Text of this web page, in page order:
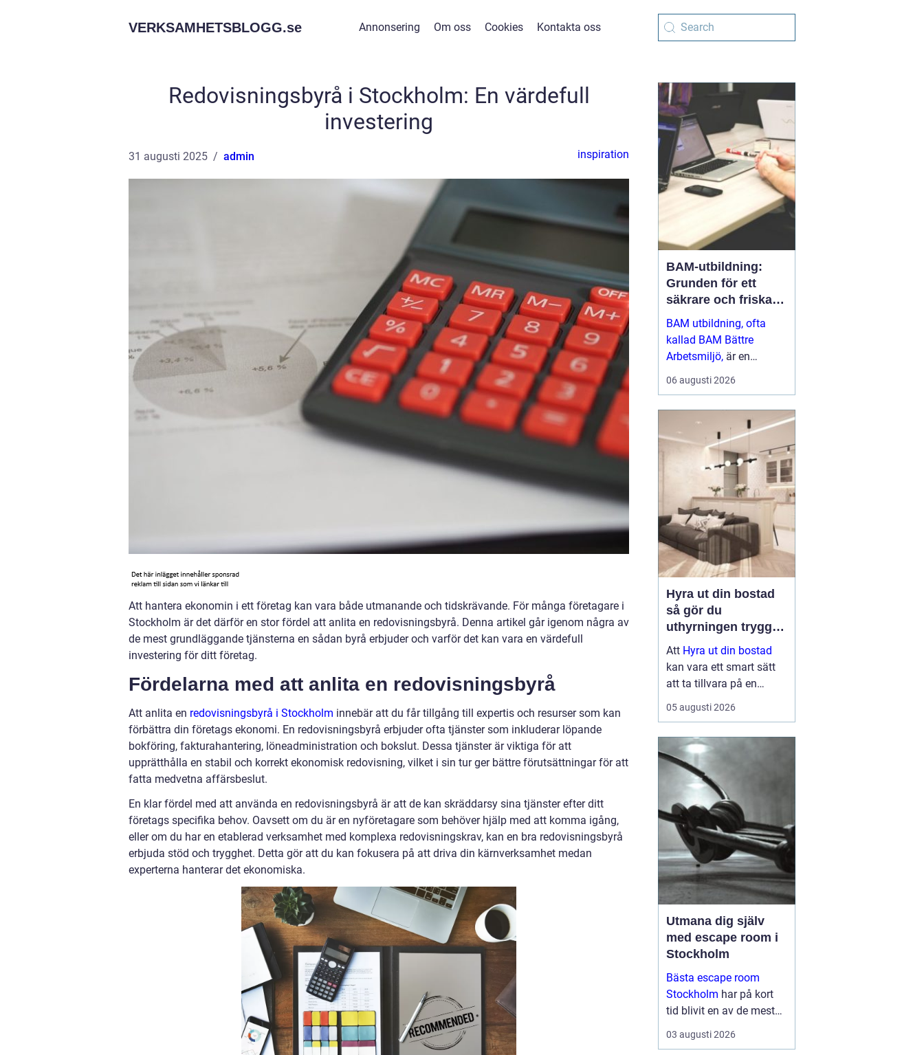
VERKSAMHETSBLOGG.se Annonsering Om oss Cookies Kontakta oss
Redovisningsbyrå i Stockholm: En värdefull
investering
31 augusti 2025 admin inspiration
Att hantera ekonomin i ett företag kan vara både utmanande och tidskrävande. För många företagare i
Stockholm är det därför en stor fördel att anlita en redovisningsbyrå. Denna artikel går igenom några av
de mest grundläggande tjänsterna en sådan byrå erbjuder och varför det kan vara en värdefull
investering för ditt företag.
Fördelarna med att anlita en redovisningsbyrå
Att anlita en redovisningsbyrå i Stockholm innebär att du får tillgång till expertis och resurser som kan
förbättra din företags ekonomi. En redovisningsbyrå erbjuder ofta tjänster som inkluderar löpande
bokföring, fakturahantering, löneadministration och bokslut. Dessa tjänster är viktiga för att
upprätthålla en stabil och korrekt ekonomisk redovisning, vilket i sin tur ger bättre förutsättningar för att
fatta medvetna affärsbeslut.
En klar fördel med att använda en redovisningsbyrå är att de kan skräddarsy sina tjänster efter ditt
företags specifika behov. Oavsett om du är en nyföretagare som behöver hjälp med att komma igång,
eller om du har en etablerad verksamhet med komplexa redovisningskrav, kan en bra redovisningsbyrå
erbjuda stöd och trygghet. Detta gör att du kan fokusera på att driva din kärnverksamhet medan
experterna hanterar det ekonomiska.
BAM-utbildning:
Grunden för ett
säkrare och friskare
arbetsliv
BAM utbildning, ofta
kallad BAM Bättre
Arbetsmiljö, är en
grundkurs som ger
chefer, skyddsombud
nyckelpersoner verkt...
06 augusti 2026
Hyra ut din bostad
så gör du
uthyrningen trygg,
lönsam och smidig
Att Hyra ut din bostad
kan vara ett smart sätt
att ta tillvara på en
lägenhet eller villa som
står tom, till exempel
utlandsuppdrag, vid
samboskap eller medan
en ny bostad test...
05 augusti 2026
Utmana dig själv
med escape room i
Stockholm
Bästa escape room
Stockholm har på kort
tid blivit en av de mest
omtyckta aktiviteterna
för vänner, familjer och
03 augusti 2026